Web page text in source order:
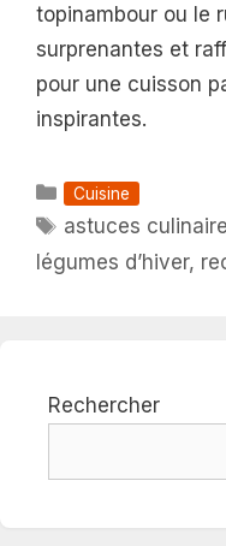
topinambour ou le
surprenantes et
pour une cuisson
inspirantes.
Catégories
Cuisine
Étiquettes
astuces
légumes d’hiver,
Rechercher